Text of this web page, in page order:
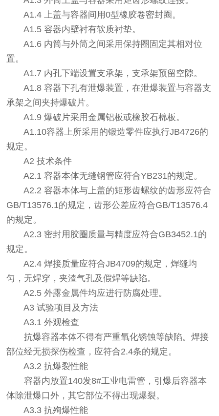
A1.4 上盖与容器间用0型橡胶卷密封圈。
A1.5 容器内壁衬有软质衬垫。
A1.6 内筒与外筒之间采用保持圈固定其相对位
置。
A1.7 内孔下端设置支承架，支承架预留空隙。
A1.8 容器下孔有泄爆装置，在泄爆装置与容器支
承架之间夹持爆破片。
A1.9 爆破片采用金属铝板或橡胶石棉板。
A1.10容器上所采用的锻造零件应执行JB4726的
规定。
A2 技术条件
A2.1 容器本体无缝钢管应符合YB231的规定。
A2.2 容器本体与上盖的矩形齿螺纹的齿形应符合
GB/T13576.1的规定，齿形公差应符合GB/T13576.4
的规定。
A2.3 密封用胶圈质量与精度应符合GB3452.1的
规定。
A2.4 焊接质量应符合JB4709的规定，焊缝均
匀，无焊穿，夹渣气孔及假焊等缺陷。
A2.5 外露金属件均应进行防腐处理。
A3 试验项目及方法
A3.1 外观检查
抗爆容器本体不得有严重氧化锈蚀等缺陷。焊接
部位经无损探伤检查，应符合2.4条的规定。
A3.2 抗爆裂性能
容器内放置140发8#工业电雷管，引爆后容器本
体除泄爆口外，其它部位不得出现爆裂。
A3.3 抗殉爆性能